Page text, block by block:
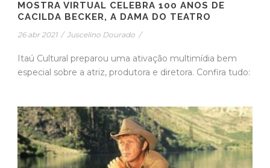
MOSTRA VIRTUAL CELEBRA 100 ANOS DE
CACILDA BECKER, A DAMA DO TEATRO
26 abr 2021 / Juscelino Dourado /
Itaú Cultural preparou uma ativação multimídia bem
especial sobre a atriz, produtora e diretora. Confira tudo: